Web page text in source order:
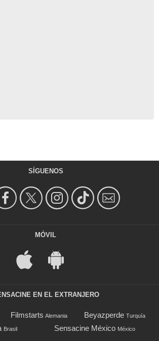
SÍGUENOS
MÓVIL
EN EL EXTRANJERO
Filmstarts Alemania Beyazperde Turquía
Brasil Sensacine México México